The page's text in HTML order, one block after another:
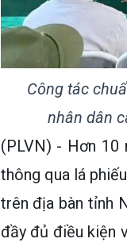
Công tác
nhân dân
(PLVN) - Hơn 10
thông qua lá
trên địa bàn tỉnh
đầy đủ điều kiện